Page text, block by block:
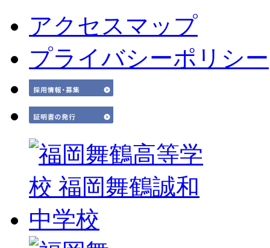
アクセスマップ
プライバシーポリシー